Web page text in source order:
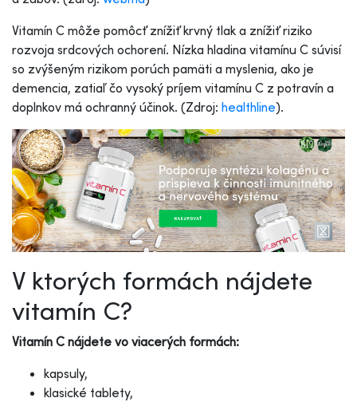
Vitamín C môže pomôcť znížiť krvný tlak a znížiť riziko
rozvoja srdcových ochorení. Nízka hladina vitamínu C súvisí
so zvýšeným rizikom porúch pamäti a myslenia, ako je
demencia, zatiaľ čo vysoký príjem vitamínu C z potravín a
doplnkov má ochranný účinok. (Zdroj: healthline).
V ktorých formách nájdete
vitamín C?
Vitamín C nájdete vo viacerých formách:
kapsuly,
klasické tablety,